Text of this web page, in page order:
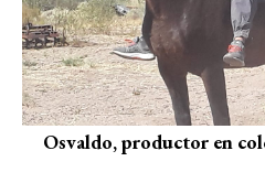
Osvaldo, productor en